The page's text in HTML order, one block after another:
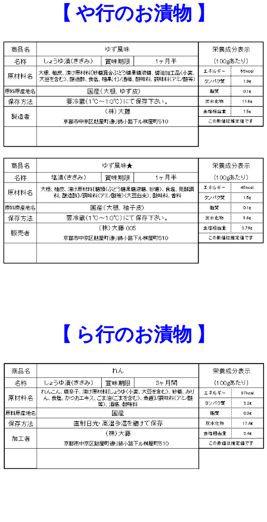
【 や行のお漬物 】
【 ら行のお漬物 】